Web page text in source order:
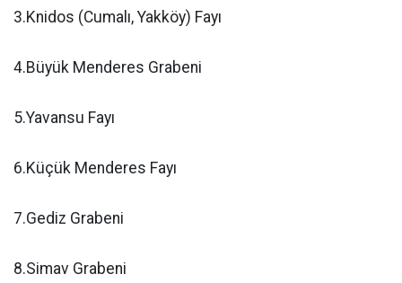
3.Knidos (Cumalı, Yakköy) Fayı
4.Büyük Menderes Grabeni
5.Yavansu Fayı
6.Küçük Menderes Fayı
7.Gediz Grabeni
8.Simav Grabeni